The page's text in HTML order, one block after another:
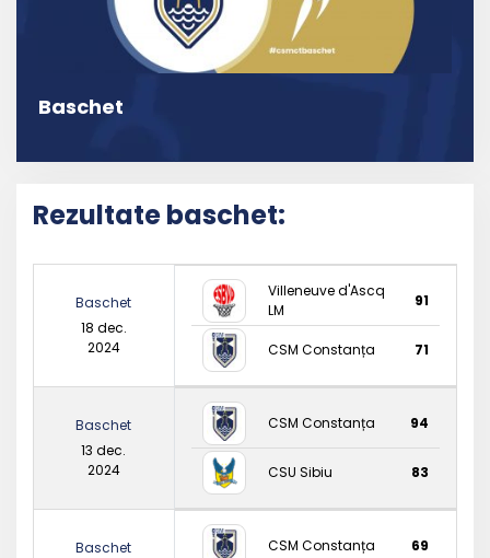
Baschet
Rezultate baschet:
Baschet
18 dec.
2024
Villeneuve d'Ascq
LM
91
CSM Constanța 71
Baschet
13 dec.
2024
CSM Constanța 94
CSU Sibiu 83
Baschet
CSM Constanța 69